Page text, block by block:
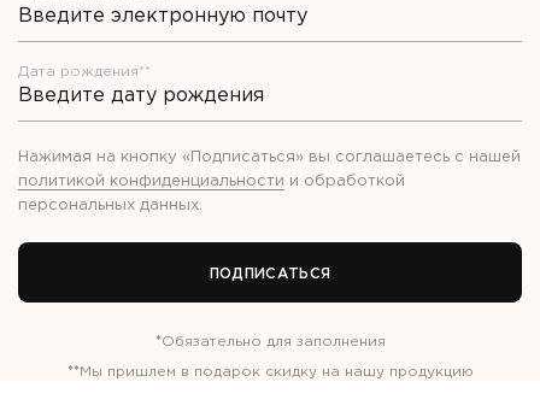
Дата рождения**
Нажимая на кнопку «Подписаться» вы соглашаетесь с нашей
политикой конфиденциальности и обработкой
персональных данных
ПОДПИСАТЬСЯ
*Обязательно для заполнения
**Мы пришлем в подарок скидку на нашу продукцию